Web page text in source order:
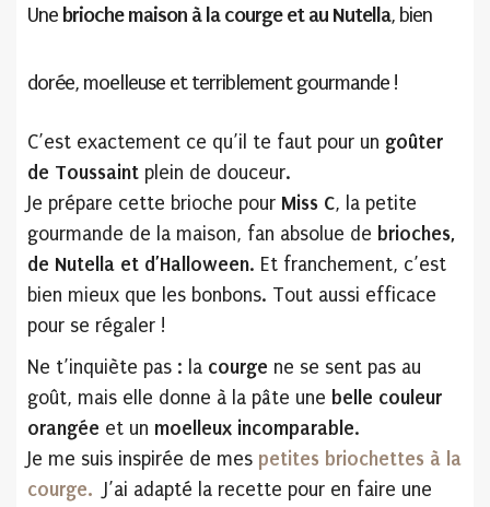
Une brioche maison à la courge et au Nutella, bien
dorée, moelleuse et terriblement gourmande !
C’est exactement ce qu’il te faut pour un goûter
de Toussaint plein de douceur.
Je prépare cette brioche pour Miss C, la petite
gourmande de la maison, fan absolue de brioches,
de Nutella et d’Halloween. Et franchement, c’est
bien mieux que les bonbons. Tout aussi efficace
pour se régaler !
Ne t’inquiète pas : la courge ne se sent pas au
goût, mais elle donne à la pâte une belle couleur
orangée et un moelleux incomparable.
Je me suis inspirée de mes petites briochettes à la
courge. J’ai adapté la recette pour en faire une